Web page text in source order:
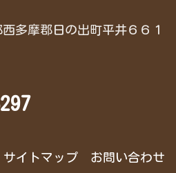
多摩郡日の出町平井６６１
サイトマップ お問い合わせ